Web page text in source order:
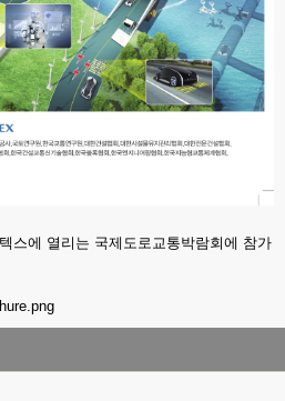
스에 열리는 국제도로교통박람회에 참가